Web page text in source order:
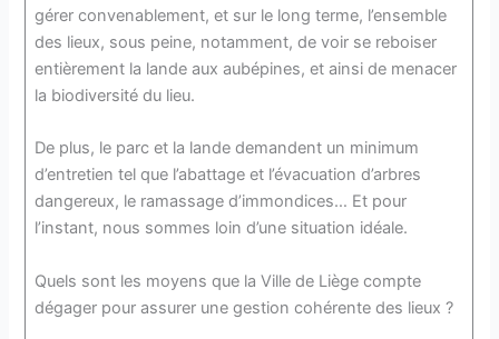
gérer convenablement, et sur le long terme, l’ensemble
des lieux, sous peine, notamment, de voir se reboiser
entièrement la lande aux aubépines, et ainsi de menacer
la biodiversité du lieu.
De plus, le parc et la lande demandent un minimum
d’entretien tel que l’abattage et l’évacuation d’arbres
dangereux, le ramassage d’immondices… Et pour
l’instant, nous sommes loin d’une situation idéale.
Quels sont les moyens que la Ville de Liège compte
dégager pour assurer une gestion cohérente des lieux ?